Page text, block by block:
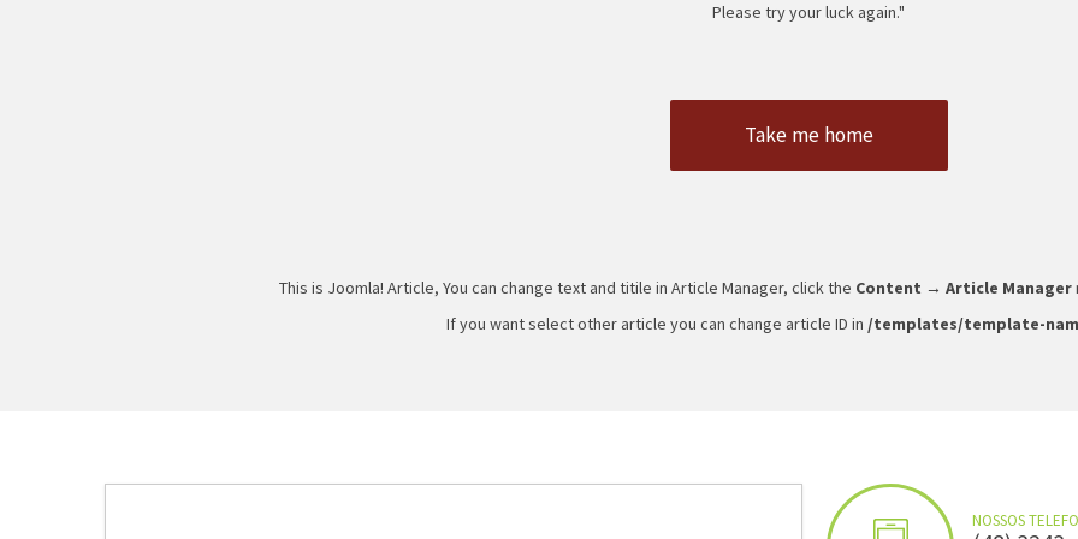
Please try your luck again."
Take me home
This is Joomla! Article, You can change text and titile in Article Manager, click the Content → Article Manager
If you want select other article you can change article ID in /templates/template-
NOSSOS